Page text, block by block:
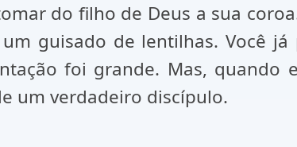
do filho de Deus a sua
guisado de lentilhas. Você
foi grande. Mas,
um verdadeiro discípulo.